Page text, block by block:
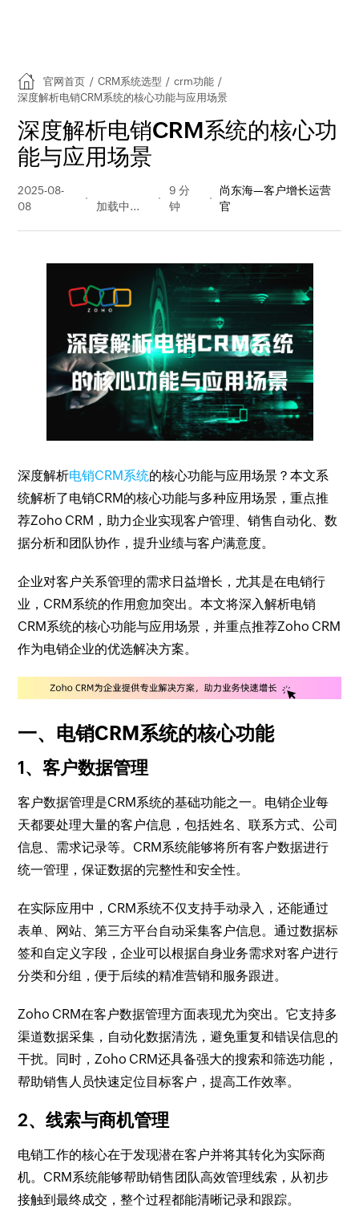
官网首页 / CRM系统选型 / crm功能 /
深度解析电销CRM系统的核心功能与应用场景
深度解析电销CRM系统的核心功
能与应用场景
2025-08-
08
量
9 分
钟
尚东海—客户增长运营
官
深度解析电销CRM系统的核心功能与应用场景？本文系
统解析了电销CRM的核心功能与多种应用场景，重点推
荐Zoho CRM，助力企业实现客户管理、销售自动化、数
据分析和团队协作，提升业绩与客户满意度。
企业对客户关系管理的需求日益增长，尤其是在电销行
业，CRM系统的作用愈加突出。本文将深入解析电销
CRM系统的核心功能与应用场景，并重点推荐Zoho CRM
作为电销企业的优选解决方案。
一、电销CRM系统的核心功能
1、客户数据管理
客户数据管理是CRM系统的基础功能之一。电销企业每
天都要处理大量的客户信息，包括姓名、联系方式、公司
信息、需求记录等。CRM系统能够将所有客户数据进行
统一管理，保证数据的完整性和安全性。
在实际应用中，CRM系统不仅支持手动录入，还能通过
表单、网站、第三方平台自动采集客户信息。通过数据标
签和自定义字段，企业可以根据自身业务需求对客户进行
分类和分组，便于后续的精准营销和服务跟进。
Zoho CRM在客户数据管理方面表现尤为突出。它支持多
渠道数据采集，自动化数据清洗，避免重复和错误信息的
干扰。同时，Zoho CRM还具备强大的搜索和筛选功能，
帮助销售人员快速定位目标客户，提高工作效率。
2、线索与商机管理
电销工作的核心在于发现潜在客户并将其转化为实际商
机。CRM系统能够帮助销售团队高效管理线索，从初步
接触到最终成交，整个过程都能清晰记录和跟踪。